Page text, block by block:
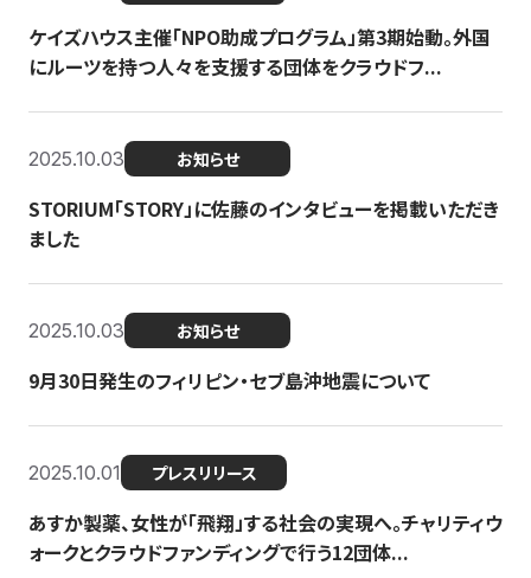
ケイズハウス主催「NPO助成プログラム」第3期始動。外国
にルーツを持つ人々を支援する団体をクラウドフ...
2025.10.03 お知らせ
STORIUM「STORY」に佐藤のインタビューを掲載いただき
ました
2025.10.03 お知らせ
9月30日発生のフィリピン・セブ島沖地震について
2025.10.01 プレスリリース
あすか製薬、女性が「飛翔」する社会の実現へ。チャリティウ
ォークとクラウドファンディングで行う12団体...